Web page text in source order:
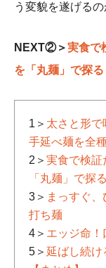
う変貌を遂げる
NEXT②＞実食で
を「丸麺」で探る
1＞ 太さと形
手延べ麺を全
2＞ 実食で検証
「丸麺」で探る
3＞ まっすぐ
打ち麺
4＞ エッジ命！
5＞ 延ばし続け